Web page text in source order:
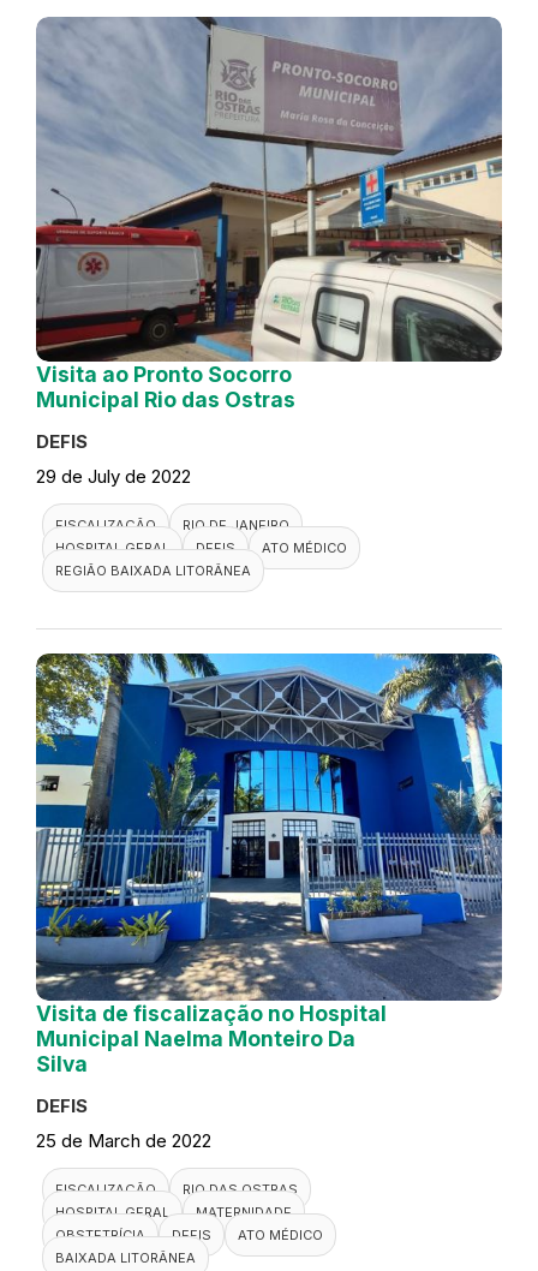
Visita ao Pronto Socorro
Municipal Rio das Ostras
DEFIS
29 de July de 2022
FISCALIZAÇÃO
RIO DE JANEIRO
HOSPITAL GERAL
DEFIS
ATO MÉDICO
REGIÃO BAIXADA LITORÂNEA
Visita de fiscalização no Hospital
Municipal Naelma Monteiro Da
Silva
DEFIS
25 de March de 2022
FISCALIZAÇÃO
RIO DAS OSTRAS
HOSPITAL GERAL
MATERNIDADE
OBSTETRÍCIA
DEFIS
ATO MÉDICO
BAIXADA LITORÂNEA